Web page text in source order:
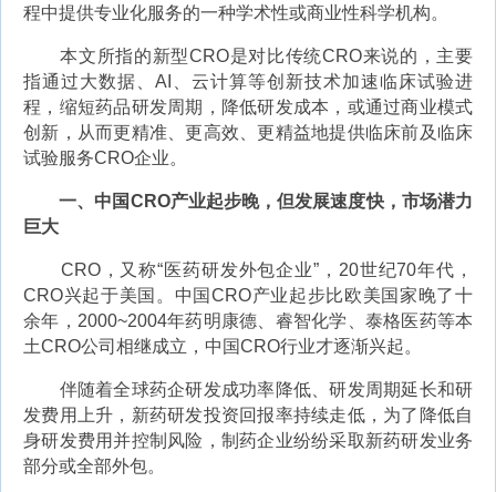
程中提供专业化服务的一种学术性或商业性科学机构。
本文所指的新型CRO是对比传统CRO来说的，主要
指通过大数据、AI、云计算等创新技术加速临床试验进
程，缩短药品研发周期，降低研发成本，或通过商业模式
创新，从而更精准、更高效、更精益地提供临床前及临床
试验服务CRO企业。
一、中国CRO产业起步晚，但发展速度快，市场潜力
巨大
CRO，又称“医药研发外包企业”，20世纪70年代，
CRO兴起于美国。中国CRO产业起步比欧美国家晚了十
余年，2000~2004年药明康德、睿智化学、泰格医药等本
土CRO公司相继成立，中国CRO行业才逐渐兴起。
伴随着全球药企研发成功率降低、研发周期延长和研
发费用上升，新药研发投资回报率持续走低，为了降低自
身研发费用并控制风险，制药企业纷纷采取新药研发业务
部分或全部外包。